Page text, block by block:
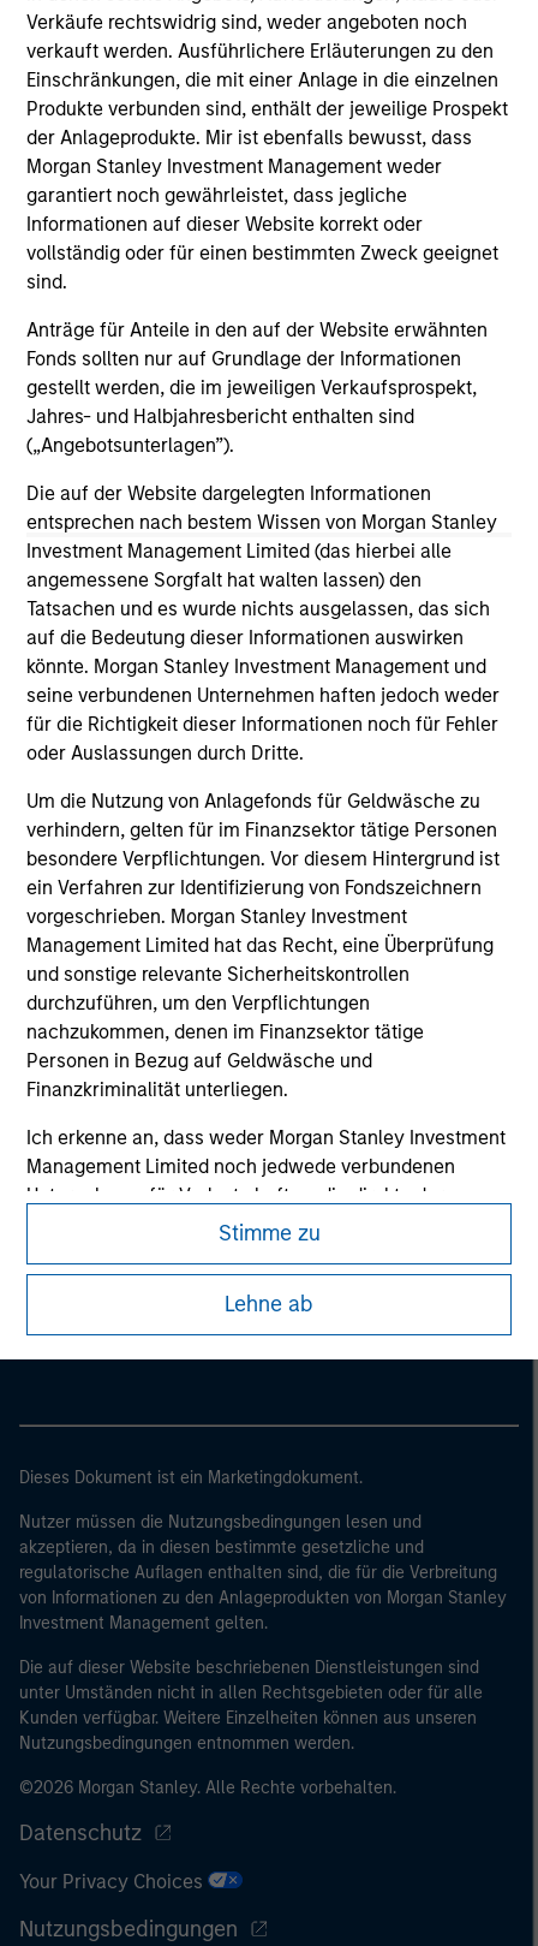
Verkäufe rechtswidrig sind, weder angeboten noch
verkauft werden. Ausführlichere Erläuterungen zu den
Einschränkungen, die mit einer Anlage in die einzelnen
Produkte verbunden sind, enthält der jeweilige Prospekt
der Anlageprodukte. Mir ist ebenfalls bewusst, dass
Morgan Stanley Investment Management weder
garantiert noch gewährleistet, dass jegliche
Informationen auf dieser Website korrekt oder
vollständig oder für einen bestimmten Zweck geeignet
sind.
Anträge für Anteile in den auf der Website erwähnten
Fonds sollten nur auf Grundlage der Informationen
gestellt werden, die im jeweiligen Verkaufsprospekt,
Jahres- und Halbjahresbericht enthalten sind
(„Angebotsunterlagen”).
Die auf der Website dargelegten Informationen
entsprechen nach bestem Wissen von Morgan Stanley
Investment Management Limited (das hierbei alle
angemessene Sorgfalt hat walten lassen) den
Tatsachen und es wurde nichts ausgelassen, das sich
auf die Bedeutung dieser Informationen auswirken
könnte. Morgan Stanley Investment Management und
seine verbundenen Unternehmen haften jedoch weder
für die Richtigkeit dieser Informationen noch für Fehler
oder Auslassungen durch Dritte.
Um die Nutzung von Anlagefonds für Geldwäsche zu
verhindern, gelten für im Finanzsektor tätige Personen
besondere Verpflichtungen. Vor diesem Hintergrund ist
ein Verfahren zur Identifizierung von Fondszeichnern
vorgeschrieben. Morgan Stanley Investment
Management Limited hat das Recht, eine Überprüfung
und sonstige relevante Sicherheitskontrollen
durchzuführen, um den Verpflichtungen
nachzukommen, denen im Finanzsektor tätige
Personen in Bezug auf Geldwäsche und
Finanzkriminalität unterliegen.
Ich erkenne an, dass weder Morgan Stanley Investment
Management Limited noch jedwede verbundenen
Unternehmen für Verluste haften, die direkt oder
indirekt durch eingesehene Informationen infolge
entstehen. Durch die Annahme dieser Vereinbarung
bestätige ich ebenfalls meinEinverständnis mit den
Nutzungsbedingungen, die ich gelesen und verstanden
klicken Sie andernfalls auf „Lehne ab“, um zur Startseite
Stimme zu
Lehne ab
ARTICLE
DIE CHANCE: Chinas nächste Phase
der autonomen Mobilität
Chinas Markt für autonome Mobilität bietet
eine überzeugende langfristige
Wachstumschance, gestützt durch hohe
Nachfrage, Kostenvorteile, leistungsstarke
Technologie und niedrigere Kosten. Erfahren
neuen Anlagethema überzeugt ist.
08-JUN-2026
May not represent all Team Members.
The information on this page is for informational
purposes only. The information contained herein does
not constitute and should not be construed as an
offering of advisory services or an offer to sell or a
solicitation of an offer to buy any securities in any
jurisdiction in which such offer or solicitation,
purchase or sale would be unlawful under the
All investing involves risks, including a loss of principal.
Please refer to the strategy detail page for important
information on the strategy, including additional risk
considerations.
Morgan Stanley
Dieses Dokument ist ein Marketingdokument.
Nutzer müssen die Nutzungsbedingungen lesen und
akzeptieren, da in diesen bestimmte gesetzliche und
regulatorische Auflagen enthalten sind, die für die Verbreitung
von Informationen zu den Anlageprodukten von Morgan Stanley
Investment Management gelten.
Die auf dieser Website beschriebenen Dienstleistungen sind
unter Umständen nicht in allen Rechtsgebieten oder für alle
Kunden verfügbar. Weitere Einzelheiten können aus unseren
Nutzungsbedingungen entnommen werden.
©2026 Morgan Stanley. Alle Rechte vorbehalten.
Datenschutz
Your Privacy Choices
Nutzungsbedingungen